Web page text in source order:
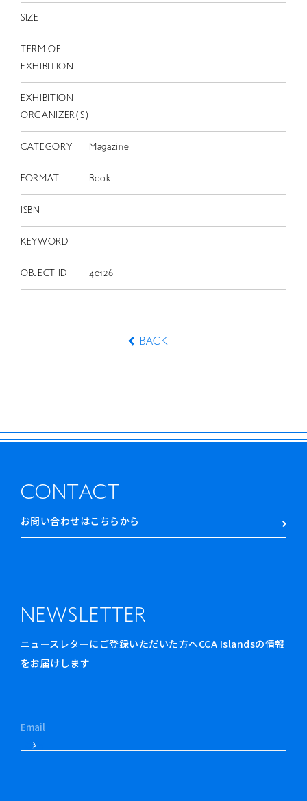
SIZE
TERM OF
EXHIBITION
EXHIBITION
ORGANIZER(S)
CATEGORY Magazine
FORMAT Book
ISBN
KEYWORD
OBJECT ID 40126
BACK
CONTACT
お問い合わせはこちらから
NEWSLETTER
ニュースレターにご登録いただいた方へCCA Islandsの情報
をお届けします